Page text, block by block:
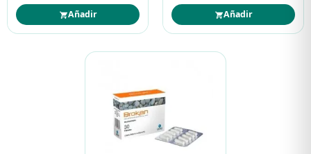
Añadir Añadir